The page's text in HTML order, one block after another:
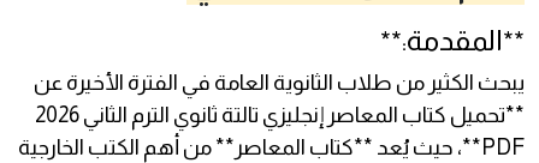
**المقدمة:**
يبحث الكثير من طلاب الثانوية العامة في الفترة الأخيرة عن
**تحميل كتاب المعاصر إنجليزي تالتة ثانوي الترم الثاني 2026
PDF**، حيث يُعد **كتاب المعاصر** من أهم الكتب الخارجية